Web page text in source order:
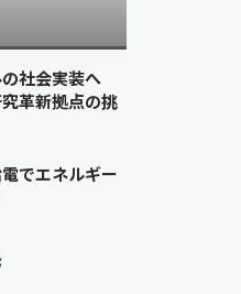
社会実装へ
革新拠点の挑
でエネルギー